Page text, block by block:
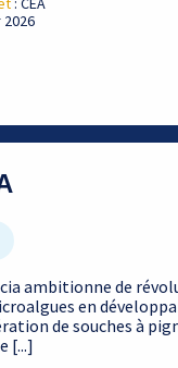
ambitionne de
en
de souches à
[...]